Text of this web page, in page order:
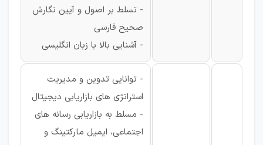
- تسلط بر اصول و آیین نگارش
صحیح فارسی
- آشنایی بالا با زبان انگلیسی
- توانایی تدوین و مدیریت
استراتژی های بازاریابی دیجیتال
- مسلط به بازاریابی رسانه های
اجتماعی، ایمیل مارکتینگ و